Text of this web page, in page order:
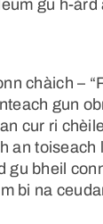
gu h-
chàich –
gun
cur ri
an
gu bheil
bi na